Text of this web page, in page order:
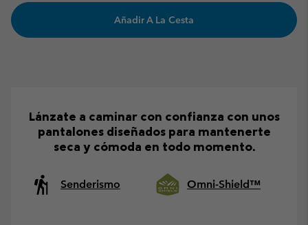
Añadir A La Cesta
Lánzate a caminar con confianza con unos
pantalones diseñados para mantenerte
seca y cómoda en todo momento.
Senderismo Omni-Shield™